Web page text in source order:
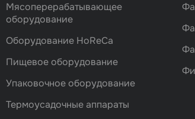
Мясоперерабатывающее
оборудование
Оборудование HoReCa
Пищевое оборудование
Упаковочное оборудование
Термоусадочные аппараты